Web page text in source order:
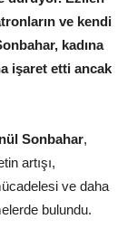
ve kendi
kadına
işaret etti ancak
Sonbahar,
artışı,
ve daha
bulundu.